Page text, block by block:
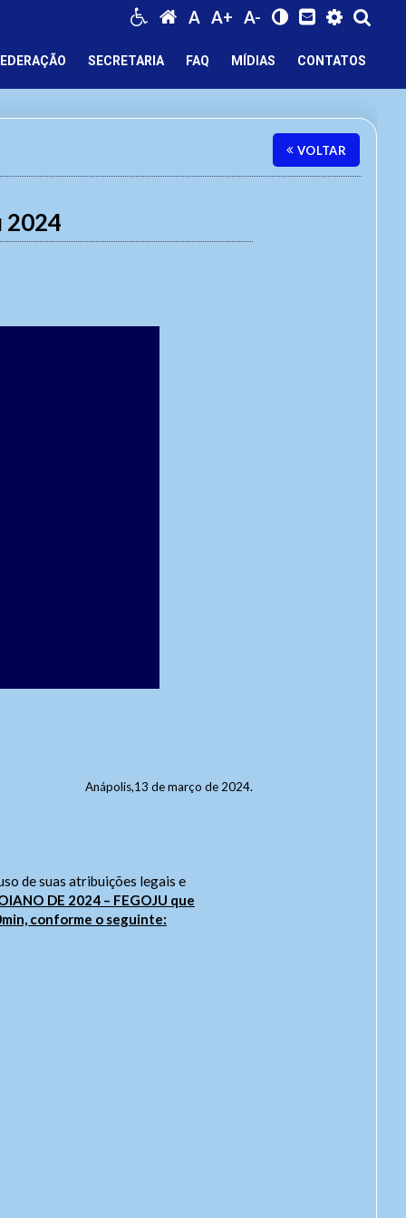
A A+ A-
SECRETARIA FAQ MÍDIAS CONTATOS
VOLTAR
2024
Anápolis,13 de março de 2024.
de suas atribuições legais e
DE 2024 – FEGOJU que
conforme o seguinte: